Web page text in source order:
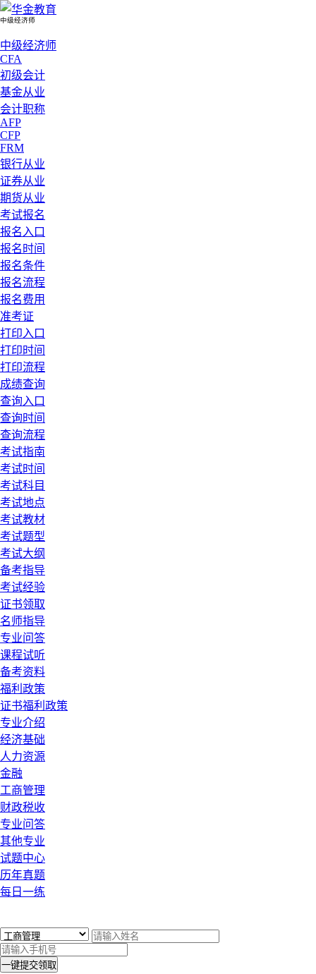
中级经济师
中级经济师
CFA
初级会计
基金从业
会计职称
AFP
CFP
FRM
银行从业
证券从业
期货从业
考试报名
报名入口
报名时间
报名条件
报名流程
报名费用
准考证
打印入口
打印时间
打印流程
成绩查询
查询入口
查询时间
查询流程
考试指南
考试时间
考试科目
考试地点
考试教材
考试题型
考试大纲
备考指导
考试经验
证书领取
名师指导
专业问答
课程试听
备考资料
福利政策
证书福利政策
专业介绍
经济基础
人力资源
金融
工商管理
财政税收
专业问答
其他专业
试题中心
历年真题
每日一练
一键提交领取